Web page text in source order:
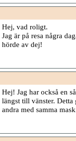
Hej, vad roligt.
Jag är på resa några
hörde av dej!
Hej! Jag har också en
längst till vänster. Detta
andra med samma